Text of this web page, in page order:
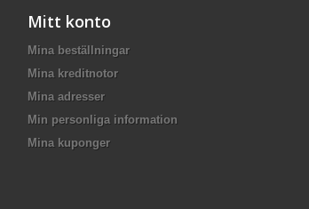
Mitt konto
Mina beställningar
Mina kreditnotor
Mina adresser
Min personliga information
Mina kuponger